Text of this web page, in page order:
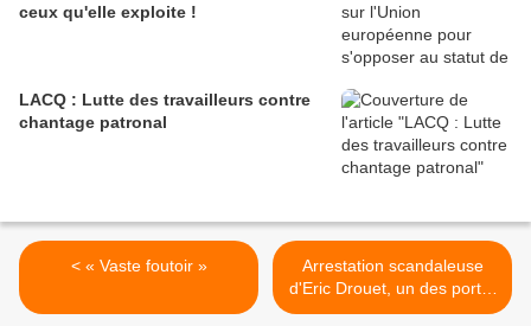
ceux qu'elle exploite !
LACQ : Lutte des travailleurs contre
chantage patronal
< « Vaste foutoir »
Arrestation scandaleuse
d'Eric Drouet, un des porte-
parole des gilets jaunes...